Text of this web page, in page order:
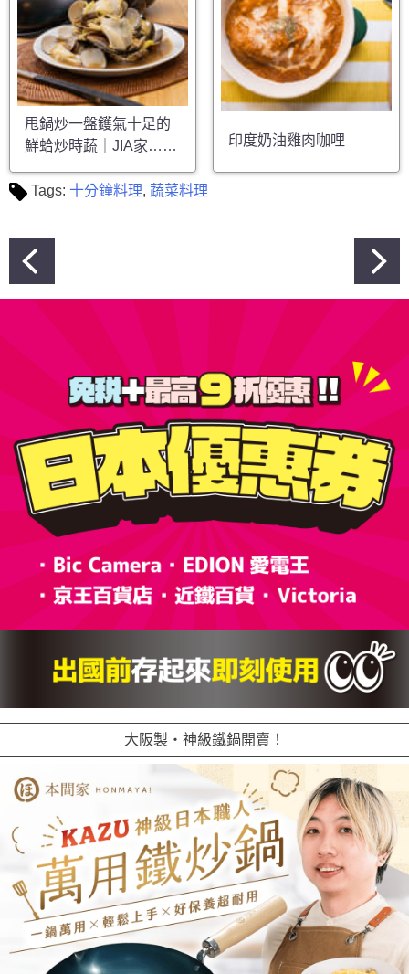
甩鍋炒一盤鑊氣十足的
鮮蛤炒時蔬｜JIA家……
印度奶油雞肉咖哩
Tags: 十分鐘料理, 蔬菜料理
文
章
大阪製・神級鐵鍋開賣！